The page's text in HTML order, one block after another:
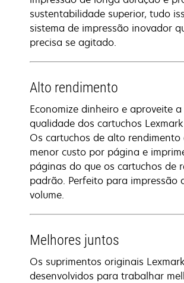
sustentabilidade superior, tudo
sistema de impressão inovador
precisa se agitado.
Alto rendimento
Economize dinheiro e aproveite
qualidade dos cartuchos
Os cartuchos de alto rendimento
menor custo por página e
páginas do que os cartuchos de
padrão. Perfeito para impressão
volume.
Melhores juntos
Os suprimentos originais
desenvolvidos para trabalhar